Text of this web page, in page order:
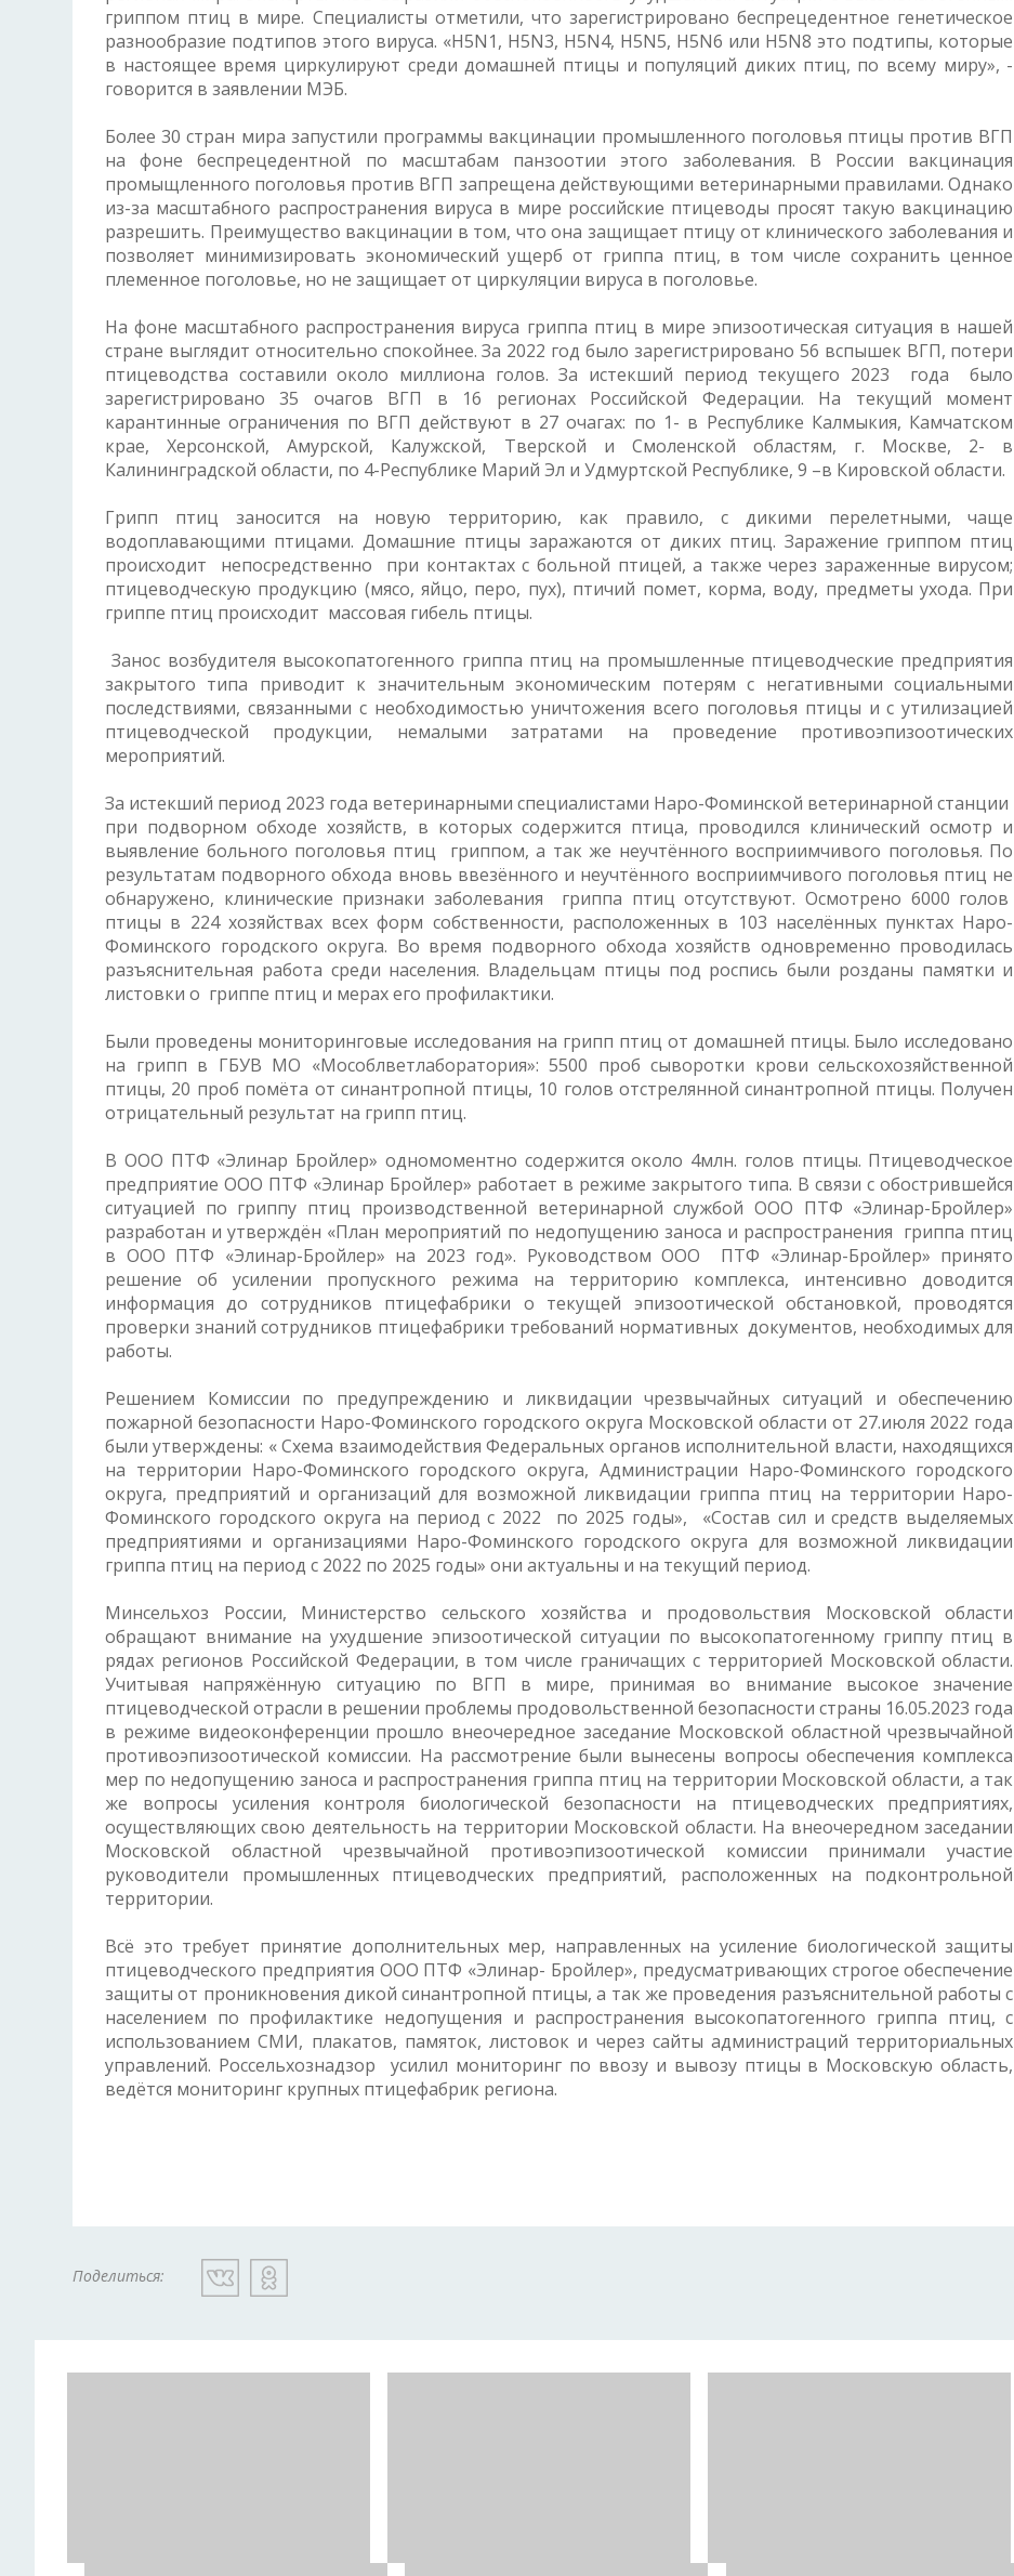
гриппом птиц в мире. Специалисты отметили, что зарегистрировано беспрецедентное генетическое
разнообразие подтипов этого вируса. «H5N1, H5N3, H5N4, H5N5, H5N6 или H5N8 это подтипы, которые
в настоящее время циркулируют среди домашней птицы и популяций диких птиц, по всему миру», -
говорится в заявлении МЭБ.
Более 30 стран мира запустили программы вакцинации промышленного поголовья птицы против ВГП
на фоне беспрецедентной по масштабам панзоотии этого заболевания. В России вакцинация
промыщленного поголовья против ВГП запрещена действующими ветеринарными правилами. Однако
из-за масштабного распространения вируса в мире российские птицеводы просят такую вакцинацию
разрешить. Преимущество вакцинации в том, что она защищает птицу от клинического заболевания и
позволяет минимизировать экономический ущерб от гриппа птиц, в том числе сохранить ценное
племенное поголовье, но не защищает от циркуляции вируса в поголовье.
На фоне масштабного распространения вируса гриппа птиц в мире эпизоотическая ситуация в нашей
стране выглядит относительно спокойнее. За 2022 год было зарегистрировано 56 вспышек ВГП, потери
птицеводства составили около миллиона голов. За истекший период текущего 2023 года было
зарегистрировано 35 очагов ВГП в 16 регионах Российской Федерации. На текущий момент
карантинные ограничения по ВГП действуют в 27 очагах: по 1- в Республике Калмыкия, Камчатском
крае, Херсонской, Амурской, Калужской, Тверской и Смоленской областям, г. Москве, 2- в
Калининградской области, по 4-Республике Марий Эл и Удмуртской Республике, 9 –в Кировской области.
Грипп птиц заносится на новую территорию, как правило, с дикими перелетными, чаще
водоплавающими птицами. Домашние птицы заражаются от диких птиц. Заражение гриппом птиц
происходит непосредственно при контактах с больной птицей, а также через зараженные вирусом;
птицеводческую продукцию (мясо, яйцо, перо, пух), птичий помет, корма, воду, предметы ухода. При
гриппе птиц происходит массовая гибель птицы.
Занос возбудителя высокопатогенного гриппа птиц на промышленные птицеводческие предприятия
закрытого типа приводит к значительным экономическим потерям с негативными социальными
последствиями, связанными с необходимостью уничтожения всего поголовья птицы и с утилизацией
птицеводческой продукции, немалыми затратами на проведение противоэпизоотических
мероприятий.
За истекший период 2023 года ветеринарными специалистами Наро-Фоминской ветеринарной станции
при подворном обходе хозяйств, в которых содержится птица, проводился клинический осмотр и
выявление больного поголовья птиц гриппом, а так же неучтённого восприимчивого поголовья. По
результатам подворного обхода вновь ввезённого и неучтённого восприимчивого поголовья птиц не
обнаружено, клинические признаки заболевания гриппа птиц отсутствуют. Осмотрено 6000 голов
птицы в 224 хозяйствах всех форм собственности, расположенных в 103 населённых пунктах Наро-
Фоминского городского округа. Во время подворного обхода хозяйств одновременно проводилась
разъяснительная работа среди населения. Владельцам птицы под роспись были розданы памятки и
листовки о гриппе птиц и мерах его профилактики.
Были проведены мониторинговые исследования на грипп птиц от домашней птицы. Было исследовано
на грипп в ГБУВ МО «Мособлветлаборатория»: 5500 проб сыворотки крови сельскохозяйственной
птицы, 20 проб помёта от синантропной птицы, 10 голов отстрелянной синантропной птицы. Получен
отрицательный результат на грипп птиц.
В ООО ПТФ «Элинар Бройлер» одномоментно содержится около 4млн. голов птицы. Птицеводческое
предприятие ООО ПТФ «Элинар Бройлер» работает в режиме закрытого типа. В связи с обострившейся
ситуацией по гриппу птиц производственной ветеринарной службой ООО ПТФ «Элинар-Бройлер»
разработан и утверждён «План мероприятий по недопущению заноса и распространения гриппа птиц
в ООО ПТФ «Элинар-Бройлер» на 2023 год». Руководством ООО ПТФ «Элинар-Бройлер» принято
решение об усилении пропускного режима на территорию комплекса, интенсивно доводится
информация до сотрудников птицефабрики о текущей эпизоотической обстановкой, проводятся
проверки знаний сотрудников птицефабрики требований нормативных документов, необходимых для
работы.
Решением Комиссии по предупреждению и ликвидации чрезвычайных ситуаций и обеспечению
пожарной безопасности Наро-Фоминского городского округа Московской области от 27.июля 2022 года
были утверждены: « Схема взаимодействия Федеральных органов исполнительной власти, находящихся
на территории Наро-Фоминского городского округа, Администрации Наро-Фоминского городского
округа, предприятий и организаций для возможной ликвидации гриппа птиц на территории Наро-
Фоминского городского округа на период с 2022 по 2025 годы», «Состав сил и средств выделяемых
предприятиями и организациями Наро-Фоминского городского округа для возможной ликвидации
гриппа птиц на период с 2022 по 2025 годы» они актуальны и на текущий период.
Минсельхоз России, Министерство сельского хозяйства и продовольствия Московской области
обращают внимание на ухудшение эпизоотической ситуации по высокопатогенному гриппу птиц в
рядах регионов Российской Федерации, в том числе граничащих с территорией Московской области.
Учитывая напряжённую ситуацию по ВГП в мире, принимая во внимание высокое значение
птицеводческой отрасли в решении проблемы продовольственной безопасности страны 16.05.2023 года
в режиме видеоконференции прошло внеочередное заседание Московской областной чрезвычайной
противоэпизоотической комиссии. На рассмотрение были вынесены вопросы обеспечения комплекса
мер по недопущению заноса и распространения гриппа птиц на территории Московской области, а так
же вопросы усиления контроля биологической безопасности на птицеводческих предприятиях,
осуществляющих свою деятельность на территории Московской области. На внеочередном заседании
Московской областной чрезвычайной противоэпизоотической комиссии принимали участие
руководители промышленных птицеводческих предприятий, расположенных на подконтрольной
территории.
Всё это требует принятие дополнительных мер, направленных на усиление биологической защиты
птицеводческого предприятия ООО ПТФ «Элинар- Бройлер», предусматривающих строгое обеспечение
защиты от проникновения дикой синантропной птицы, а так же проведения разъяснительной работы с
населением по профилактике недопущения и распространения высокопатогенного гриппа птиц, с
использованием СМИ, плакатов, памяток, листовок и через сайты администраций территориальных
управлений. Россельхознадзор усилил мониторинг по ввозу и вывозу птицы в Московскую область,
ведётся мониторинг крупных птицефабрик региона.
Поделиться: